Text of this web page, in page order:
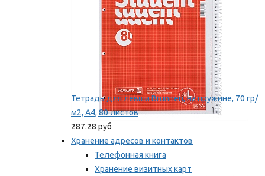
Тетрадь для левши Brunnen, на пружине, 70 гр/
м2, А4, 80 листов
287.28 руб
Хранение адресов и контактов
Телефонная книга
Хранение визитных карт